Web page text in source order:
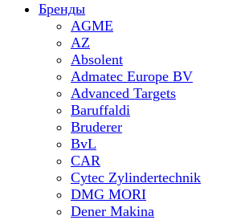
Бренды
AGME
AZ
Absolent
Admatec Europe BV
Advanced Targets
Baruffaldi
Bruderer
BvL
CAR
Cytec Zylindertechnik
DMG MORI
Dener Makina